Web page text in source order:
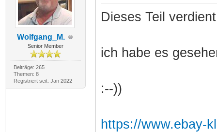
Wolfgang_M.
Senior Member
Beiträge: 265
Themen: 8
Registriert seit: Jan 2022
Dieses Teil
ich habe es
:--))
https://www.ebay-